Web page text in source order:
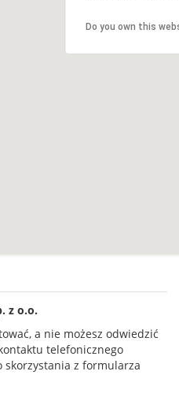
Do you own this
z o.o.
a nie możesz odwiedzić
telefonicznego
skorzystania z formularza